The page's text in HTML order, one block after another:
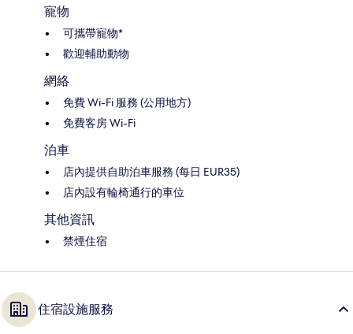
寵物
可攜帶寵物*
歡迎輔助動物
網絡
免費 Wi-Fi 服務 (公用地方)
免費客房 Wi-Fi
泊車
店內提供自助泊車服務 (每日 EUR35)
店內設有輪椅通行的車位
其他資訊
禁煙住宿
住宿設施服務